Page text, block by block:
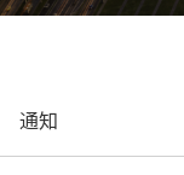
通知